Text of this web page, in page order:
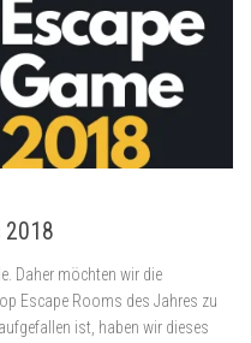
2018
Daher möchten wir die
Escape Rooms des Jahres zu
ist, haben wir dieses